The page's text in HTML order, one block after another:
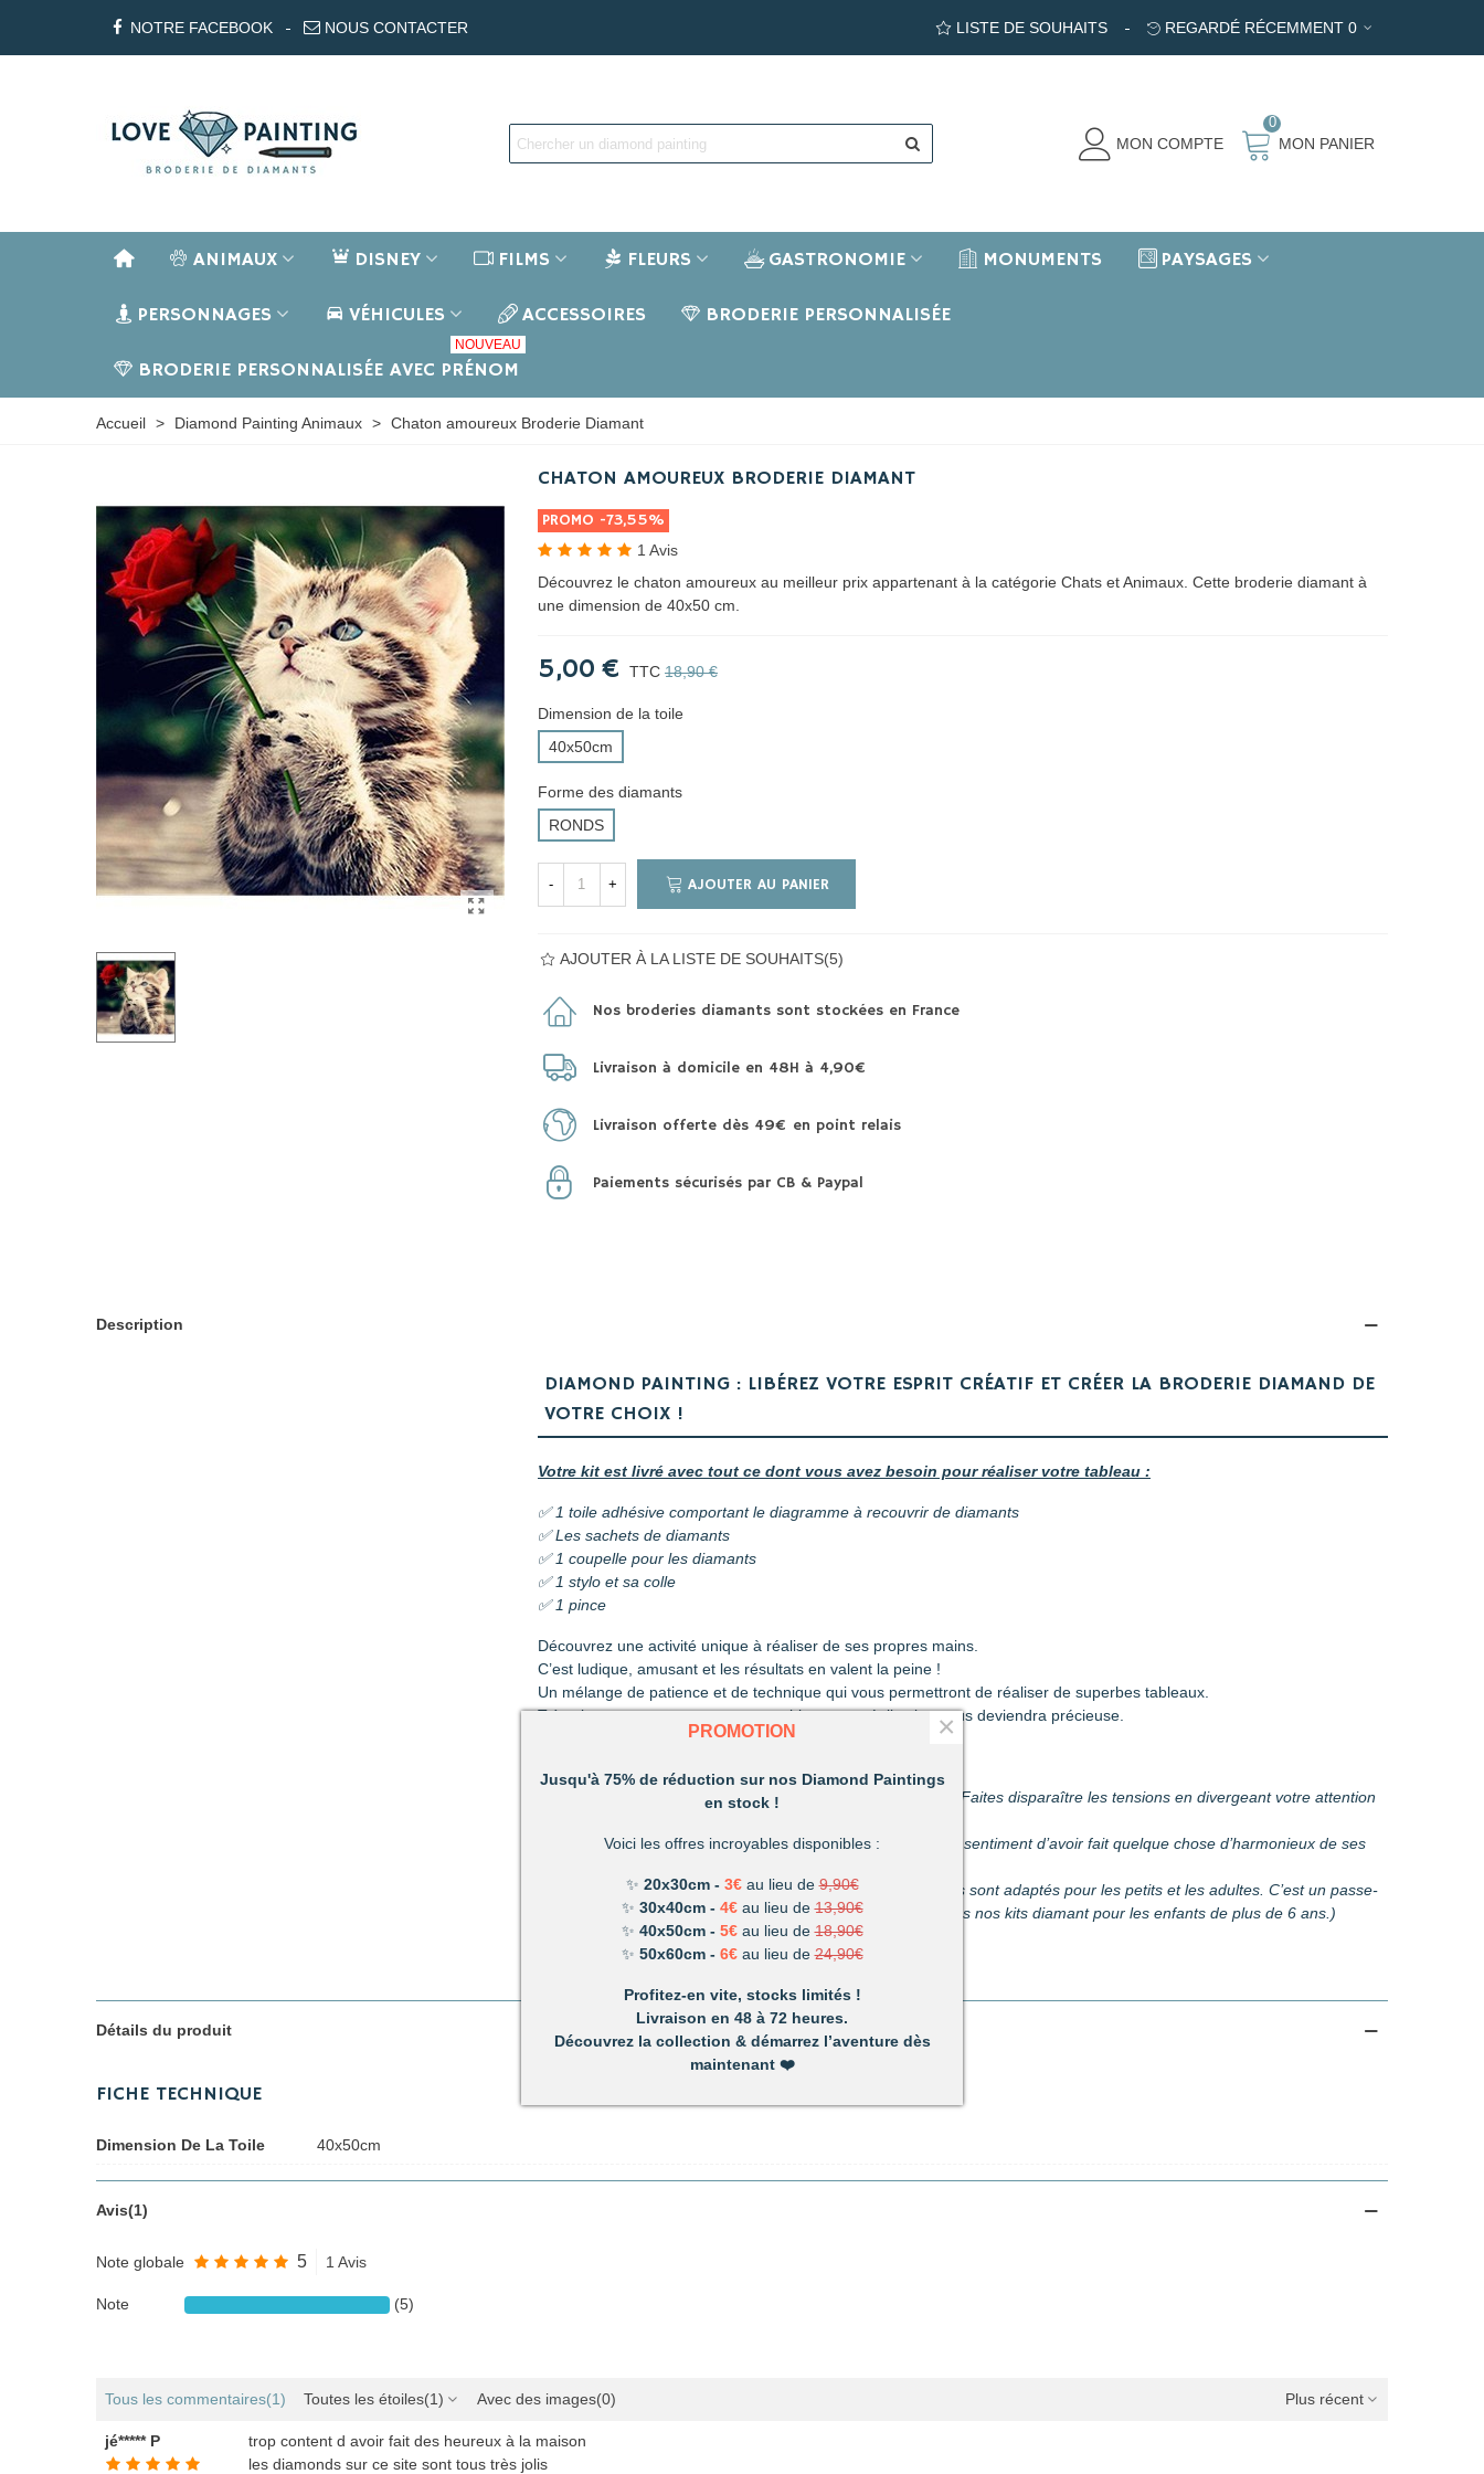
NOTRE FACEBOOK NOUS CONTACTER LISTE DE SOUHAITS REGARDÉ RÉCEMMENT 0
MON COMPTE
0
MON PANIER
ANIMAUX DISNEY FILMS FLEURS GASTRONOMIE MONUMENTS PAYSAGES
PERSONNAGES VÉHICULES ACCESSOIRES BRODERIE PERSONNALISÉE
BRODERIE PERSONNALISÉE AVEC PRÉNOM
NOUVEAU
Accueil > Diamond Painting Animaux > Chaton amoureux Broderie Diamant
CHATON AMOUREUX BRODERIE DIAMANT
PROMO -73,55%
1 Avis
Découvrez le chaton amoureux au meilleur prix appartenant à la catégorie Chats et Animaux. Cette broderie diamant à
une dimension de 40x50 cm.
5,00 € TTC 18,90 €
Dimension de la toile
40x50cm
Forme des diamants
RONDS
- + AJOUTER AU PANIER
AJOUTER À LA LISTE DE SOUHAITS(5)
Nos broderies diamants sont stockées en France
Livraison à domicile en 48H à 4,90€
Livraison offerte dès 49€ en point relais
Paiements sécurisés par CB & Paypal
Description
DIAMOND PAINTING : LIBÉREZ VOTRE ESPRIT CRÉATIF ET CRÉER LA BRODERIE DIAMAND DE
VOTRE CHOIX !
Votre kit est livré avec tout ce dont vous avez besoin pour réaliser votre tableau :
✅ 1 toile adhésive comportant le diagramme à recouvrir de diamants
✅ Les sachets de diamants
✅ 1 coupelle pour les diamants
✅ 1 stylo et sa colle
✅ 1 pince
Découvrez une activité unique à réaliser de ses propres mains.
C’est ludique, amusant et les résultats en valent la peine !
Un mélange de patience et de technique qui vous permettront de réaliser de superbes tableaux.
Très vite vous vous apercevrez combien votre réalisation vous deviendra précieuse.
Détente et relaxation :La vie peut parfois être stressante. Faites disparaître les tensions en divergeant votre attention
Améliore votre dextérité :rien n’est plus satisfaisant que le sentiment d’avoir fait quelque chose d’harmonieux de ses
Activité pour les enfants et les adultes :facile à utiliser, ils sont adaptés pour les petits et les adultes. C’est un passe-
temps parfait pour s’amuser en famille. (Nous recommandons nos kits diamant pour les enfants de plus de 6 ans.)
Détails du produit
FICHE TECHNIQUE
Dimension De La Toile 40x50cm
Avis(1)
Note globale 5 1 Avis
Note (5)
Tous les commentaires(1) Toutes les étoiles(1) Avec des images(0) Plus récent
jé***** P
trop content d avoir fait des heureux à la maison
les diamonds sur ce site sont tous très jolis
PROMOTION
Jusqu'à 75% de réduction sur nos Diamond Paintings
en stock !
Voici les offres incroyables disponibles :
✨ 20x30cm - 3€au lieu de9,90€
✨ 30x40cm - 4€ au lieu de 13,90€
✨ 40x50cm - 5€ au lieu de18,90€
✨ 50x60cm - 6€ au lieu de 24,90€
Profitez-en vite, stocks limités !
Livraison en 48 à 72 heures.
Découvrez la collection & démarrez l’aventure dès
maintenant❤️
×